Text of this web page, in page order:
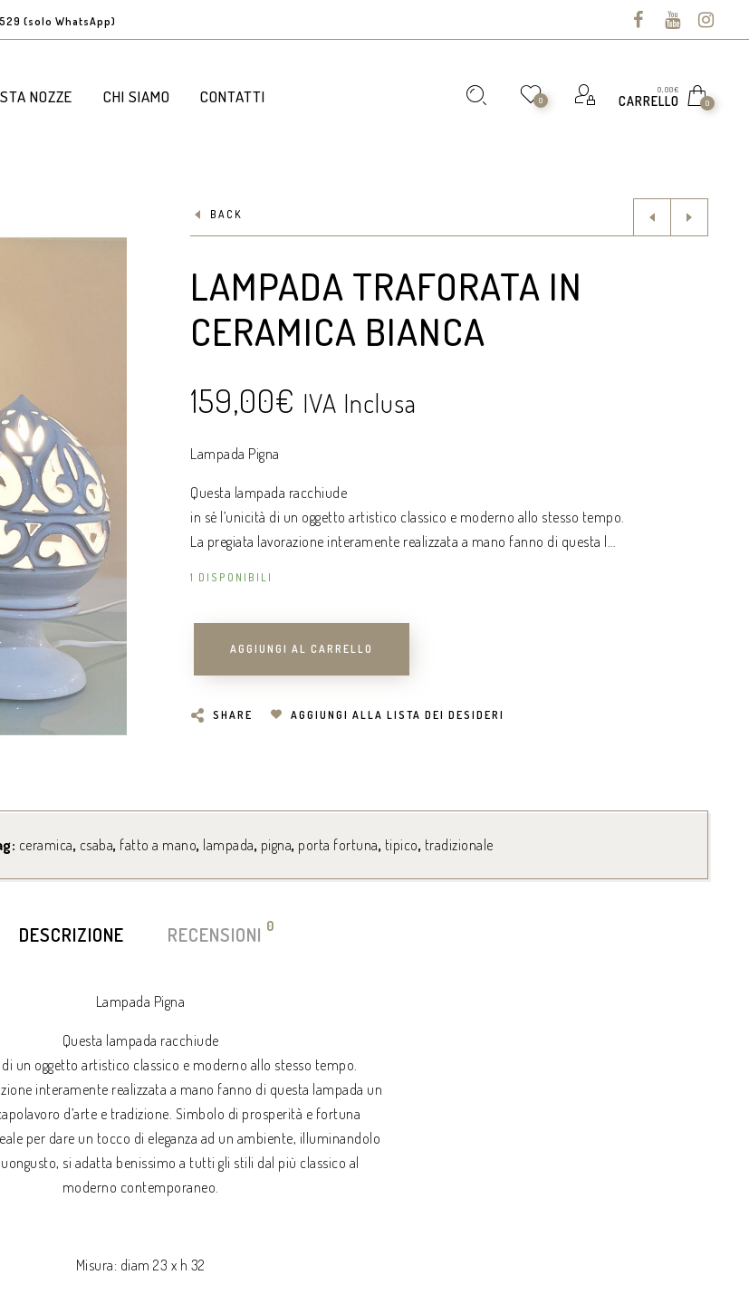
(solo WhatsApp)
NOZZE CHI SIAMO CONTATTI 0
0,00€
CARRELLO 0
BACK
LAMPADA TRAFORATA IN
CERAMICA BIANCA
159,00€ IVA Inclusa
Lampada Pigna
Questa lampada racchiude
in sé l’unicità di un oggetto artistico classico e moderno allo stesso tempo.
La pregiata lavorazione interamente realizzata a mano fanno di questa l…
1 DISPONIBILI
AGGIUNGI AL CARRELLO
SHARE AGGIUNGI ALLA LISTA DEI DESIDERI
ceramica, csaba, fatto a mano, lampada, pigna, porta fortuna, tipico, tradizionale
DESCRIZIONE RECENSIONI 0
Lampada Pigna
Questa lampada racchiude
di un oggetto artistico classico e moderno allo stesso tempo.
interamente realizzata a mano fanno di questa lampada un
d’arte e tradizione. Simbolo di prosperità e fortuna
per dare un tocco di eleganza ad un ambiente, illuminandolo
si adatta benissimo a tutti gli stili dal più classico al
moderno contemporaneo.
Misura: diam 23 x h 32